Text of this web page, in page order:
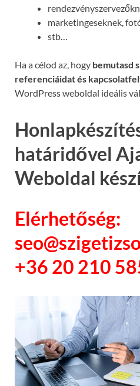
marketingeseknek,
stb…
Ha a célod az, hogy bemutasd
referenciáidat és
WordPress weboldal ideális
határidővel
Weboldal
Elérhetőség:
+36 20 210